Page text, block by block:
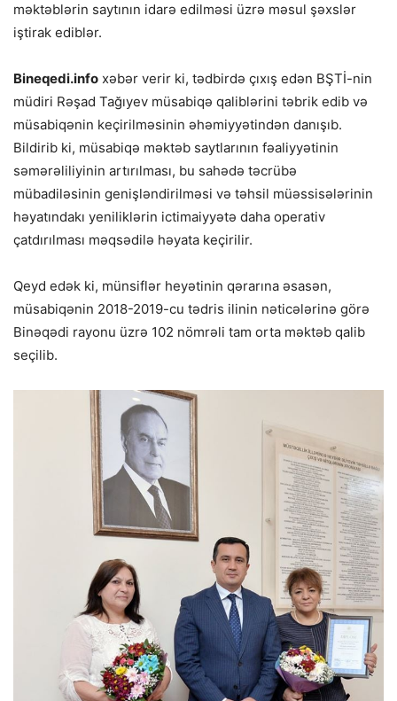
məktəblərin saytının idarə edilməsi üzrə məsul şəxslər
iştirak ediblər.
Bineqedi.info xəbər verir ki, tədbirdə çıxış edən BŞTİ-nin
müdiri Rəşad Tağıyev müsabiqə qaliblərini təbrik edib və
müsabiqənin keçirilməsinin əhəmiyyətindən danışıb.
Bildirib ki, müsabiqə məktəb saytlarının fəaliyyətinin
səmərəliliyinin artırılması, bu sahədə təcrübə
mübadiləsinin genişləndirilməsi və təhsil müəssisələrinin
həyatındakı yeniliklərin ictimaiyyətə daha operativ
çatdırılması məqsədilə həyata keçirilir.
Qeyd edək ki, münsiflər heyətinin qərarına əsasən,
müsabiqənin 2018-2019-cu tədris ilinin nəticələrinə görə
Binəqədi rayonu üzrə 102 nömrəli tam orta məktəb qalib
seçilib.